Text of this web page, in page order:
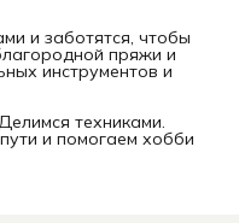
и заботятся, чтобы
пряжи и
инструментов и
техниками.
и помогаем хобби